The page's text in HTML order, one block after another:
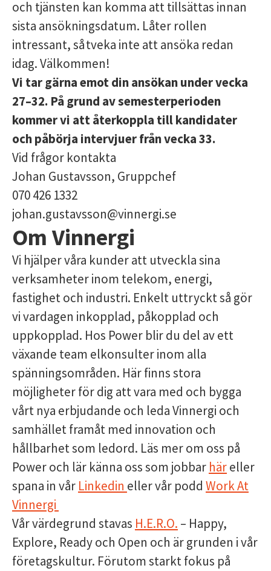
och tjänsten kan komma att tillsättas innan
sista ansökningsdatum. Låter rollen
intressant, så tveka inte att ansöka redan
idag. Välkommen!
Vi tar gärna emot din ansökan under vecka
27–32. På grund av semesterperioden
kommer vi att återkoppla till kandidater
och påbörja intervjuer från vecka 33.
Vid frågor kontakta
Johan Gustavsson, Gruppchef
070 426 1332
johan.gustavsson@vinnergi.se
Om Vinnergi
Vi hjälper våra kunder att utveckla sina
verksamheter inom telekom, energi,
fastighet och industri. Enkelt uttryckt så gör
vi vardagen inkopplad, påkopplad och
uppkopplad. Hos Power blir du del av ett
växande team elkonsulter inom alla
spänningsområden. Här finns stora
möjligheter för dig att vara med och bygga
vårt nya erbjudande och leda Vinnergi och
samhället framåt med innovation och
hållbarhet som ledord. Läs mer om oss på
Power och lär känna oss som jobbar häreller
spana in vår Linkedin eller vår podd Work At
Vinnergi
Vår värdegrund stavas H.E.R.O. – Happy,
Explore, Ready och Open och är grunden i vår
företagskultur. Förutom starkt fokus på